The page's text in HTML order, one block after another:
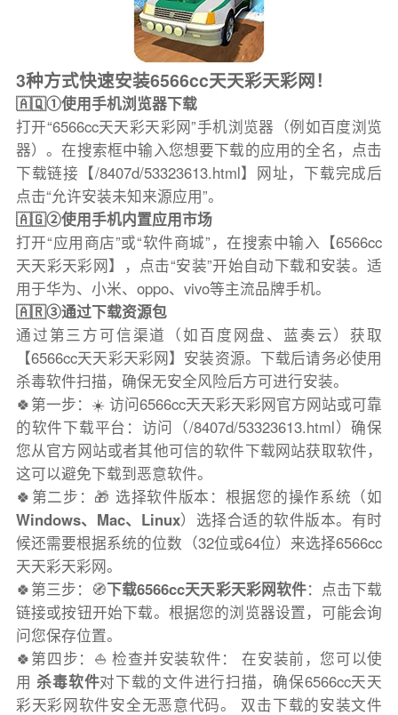
3种方式快速安装6566cc天天彩天彩网！
🇦🇶①使用手机浏览器下载
打开“6566cc天天彩天彩网”手机浏览器（例如百度浏览
器）。在搜索框中输入您想要下载的应用的全名，点击
下载链接【/8407d/53323613.html】网址，下载完成后
点击“允许安装未知来源应用”。
🇦🇬②使用手机内置应用市场
打开“应用商店”或“软件商城”，在搜索中输入【6566cc
天天彩天彩网】，点击“安装”开始自动下载和安装。适
用于华为、小米、oppo、vivo等主流品牌手机。
🇦🇷③通过下载资源包
通过第三方可信渠道（如百度网盘、蓝奏云）获取
【6566cc天天彩天彩网】安装资源。下载后请务必使用
杀毒软件扫描，确保无安全风险后方可进行安装。
🍀第一步：☀️ 访问6566cc天天彩天彩网官方网站或可靠
的软件下载平台：访问（/8407d/53323613.html）确保
您从官方网站或者其他可信的软件下载网站获取软件，
这可以避免下载到恶意软件。
🍀第二步：🎁 选择软件版本：根据您的操作系统（如
Windows、Mac、Linux）选择合适的软件版本。有时
候还需要根据系统的位数（32位或64位）来选择6566cc
天天彩天彩网。
🍀第三步：🧭下载6566cc天天彩天彩网软件：点击下载
链接或按钮开始下载。根据您的浏览器设置，可能会询
问您保存位置。
🍀第四步：⛵️ 检查并安装软件： 在安装前，您可以使
用杀毒软件对下载的文件进行扫描，确保6566cc天天
彩天彩网软件安全无恶意代码。 双击下载的安装文件